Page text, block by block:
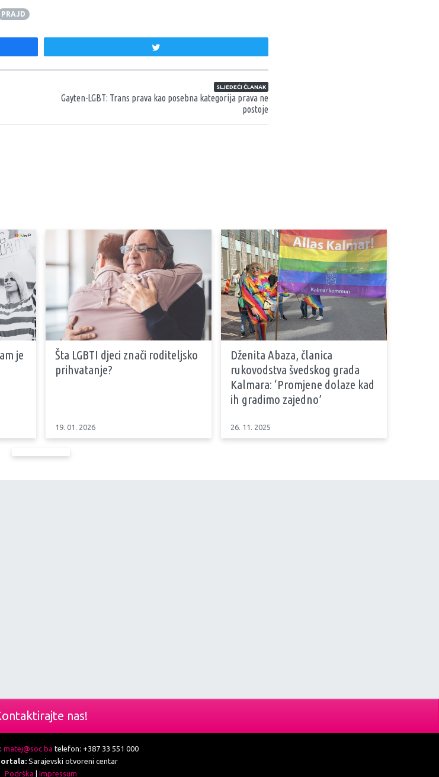
PRAJD
SLJEDEĆI ČLANAK
Gayten-LGBT: Trans prava kao posebna kategorija prava ne
postoje
je
Šta LGBTI djeci znači roditeljsko
prihvatanje?
19. 01. 2026
Dženita Abaza, članica
rukovodstva švedskog grada
Kalmara: ‘Promjene dolaze kad
ih gradimo zajedno’
26. 11. 2025
nas!
matej@soc.ba telefon: +387 33 551 000
Sarajevski otvoreni centar
Podrška
Impressum